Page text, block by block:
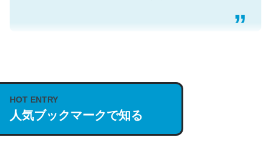
説してる記事が少ないので貴重な良記事。/続編来た
https://isobe324649.hatenablog.com/entry/2023/03/27
/064121
─GPTの仕組みと限界についての考察（１） - conceptualization
HOT ENTRY
人気ブックマークで知る